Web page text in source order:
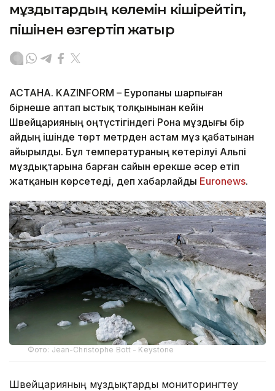
мұздықтардың көлемін кішірейтіп,
пішінен өзгертіп жатыр
АСТАНА. KAZINFORM – Еуропаны шарпыған
бірнеше аптап ыстық толқынынан кейін
Швейцарияның оңтүстігіндегі Рона мұздығы бір
айдың ішінде төрт метрден астам мұз қабатынан
айырылды. Бұл температураның көтерілуі Альпі
мұздықтарына барған сайын ерекше әсер етіп
жатқанын көрсетеді, деп хабарлайды Еuronews.
Фото: Jean-Christophe Bott - Keystone
Швейцарияның мұздықтарды мониторингтеу